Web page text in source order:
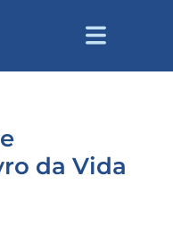
da Vida